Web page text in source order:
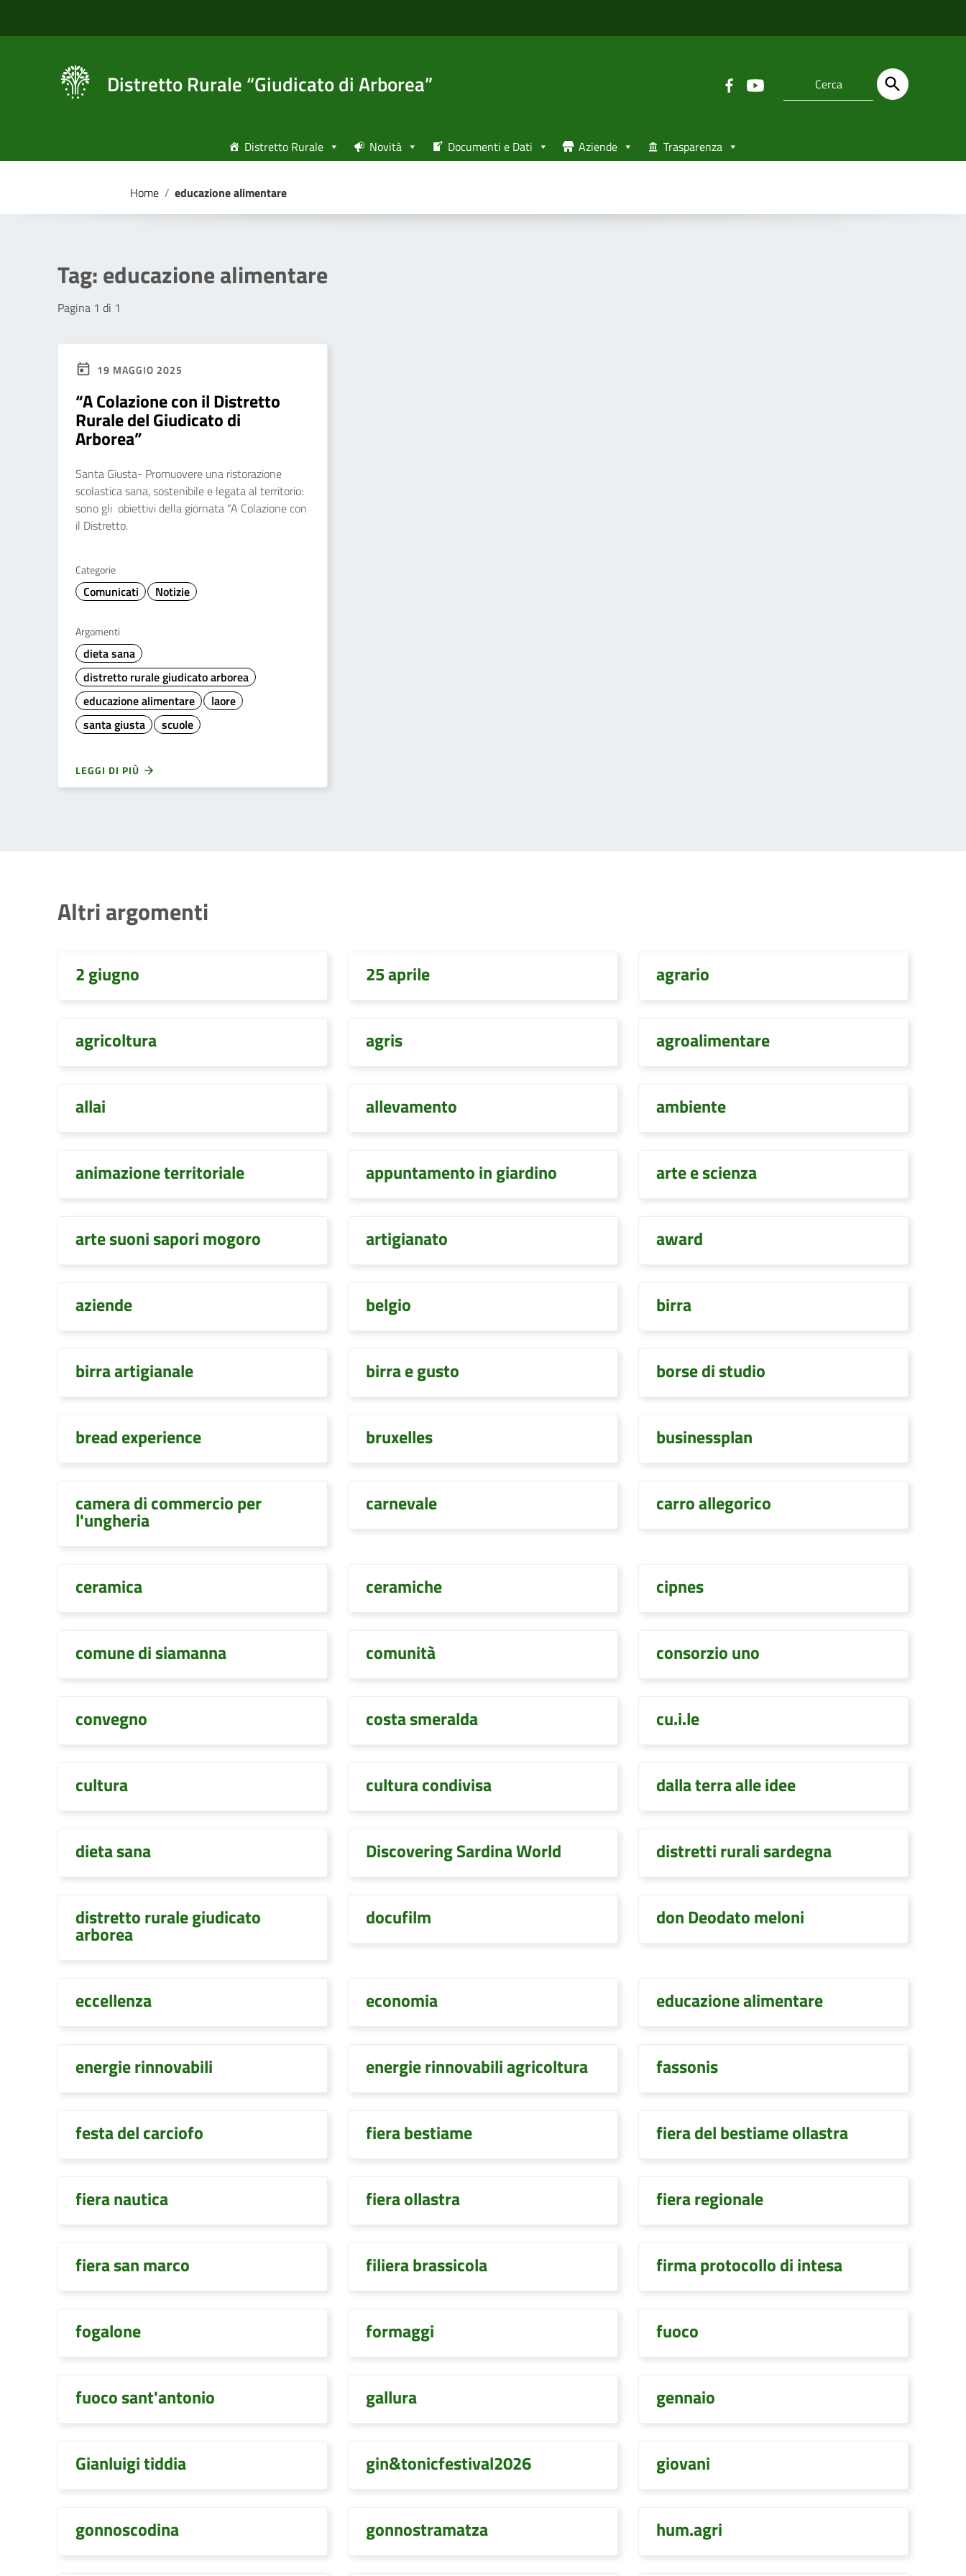
Distretto Rurale “Giudicato di Arborea”
Distretto Rurale Novità Documenti e Dati Aziende Trasparenza
Home / educazione alimentare
Tag:educazione alimentare
Pagina 1 di 1
19 MAGGIO 2025
“A Colazione con il Distretto
Rurale del Giudicato di
Arborea”
Santa Giusta- Promuovere una ristorazione
scolastica sana, sostenibile e legata al territorio:
sono gli obiettivi della giornata “A Colazione con
il Distretto.
Categorie
Comunicati Notizie
Argomenti
dieta sana
distretto rurale giudicato arborea
educazione alimentare
laore
santa giusta
scuole
LEGGI DI PIÙ
Altri argomenti
2 giugno 25 aprile agrario
agricoltura agris agroalimentare
allai allevamento ambiente
animazione territoriale appuntamento in giardino arte e scienza
arte suoni sapori mogoro artigianato award
aziende belgio birra
birra artigianale birra e gusto borse di studio
bread experience bruxelles businessplan
camera di commercio per
l'ungheria
carnevale carro allegorico
ceramica ceramiche cipnes
comune di siamanna comunità consorzio uno
convegno costa smeralda cu.i.le
cultura cultura condivisa dalla terra alle idee
dieta sana Discovering Sardina World distretti rurali sardegna
distretto rurale giudicato
arborea
docufilm don Deodato meloni
eccellenza economia educazione alimentare
energie rinnovabili energie rinnovabili agricoltura fassonis
festa del carciofo fiera bestiame fiera del bestiame ollastra
fiera nautica fiera ollastra fiera regionale
fiera san marco filiera brassicola firma protocollo di intesa
fogalone formaggi fuoco
fuoco sant'antonio gallura gennaio
Gianluigi tiddia gin&tonicfestival2026 giovani
gonnoscodina gonnostramatza hum.agri